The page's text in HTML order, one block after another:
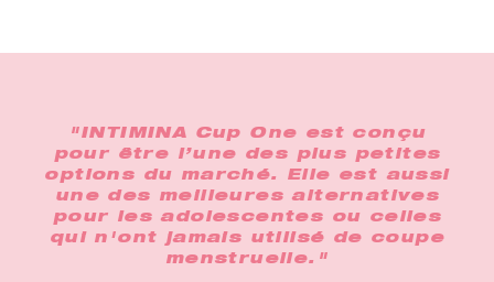
"INTIMINA Cup One est conçu
pour être l’une des plus petites
options du marché. Elle est aussi
une des meilleures alternatives
pour les adolescentes ou celles
qui n'ont jamais utilisé de coupe
menstruelle."